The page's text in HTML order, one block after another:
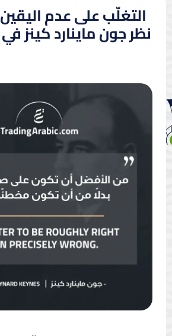
التغلّب على عدم
نظر جون ماينارد كينز